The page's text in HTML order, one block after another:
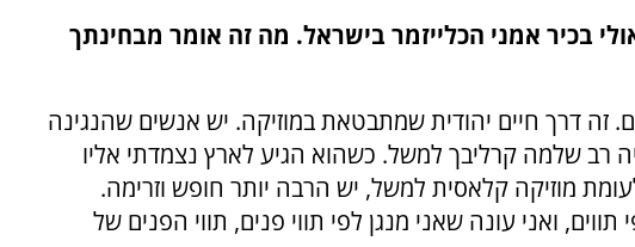
בכיר אמני הכלייזמר בישראל. מה זה אומר מבחינתך
זה דרך חיים יהודית שמתבטאת במוזיקה. יש אנשים שהנגינה
רב שלמה קרליבך למשל. כשהוא הגיע לארץ נצמדתי אליו
מוזיקה קלאסית למשל, יש הרבה יותר חופש וזרימה.
ואני עונה שאני מנגן לפי תווי פנים, תווי הפנים של